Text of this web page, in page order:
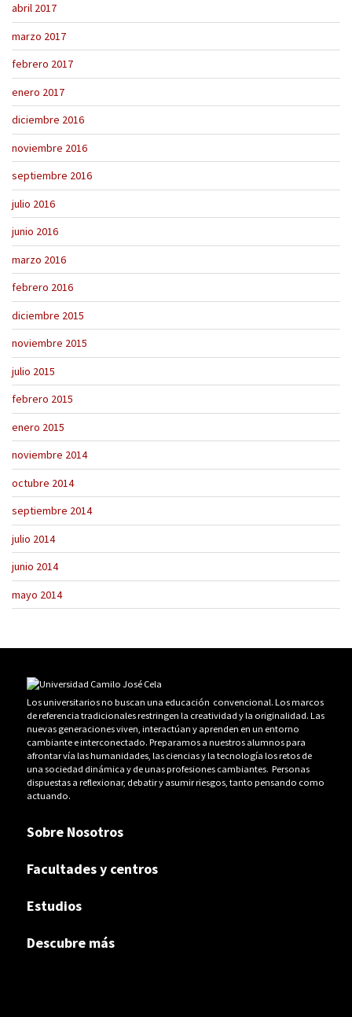
abril 2017
marzo 2017
febrero 2017
enero 2017
diciembre 2016
noviembre 2016
septiembre 2016
julio 2016
junio 2016
marzo 2016
febrero 2016
diciembre 2015
noviembre 2015
julio 2015
febrero 2015
enero 2015
noviembre 2014
octubre 2014
septiembre 2014
julio 2014
junio 2014
mayo 2014
Los universitarios no buscan una educación convencional. Los marcos
de referencia tradicionales restringen la creatividad y la originalidad. Las
nuevas generaciones viven, interactúan y aprenden en un entorno
cambiante e interconectado. Preparamos a nuestros alumnos para
afrontar vía las humanidades, las ciencias y la tecnología los retos de
una sociedad dinámica y de unas profesiones cambiantes. Personas
dispuestas a reflexionar, debatir y asumir riesgos, tanto pensando como
actuando.
Sobre Nosotros
Facultades y centros
Estudios
Descubre más